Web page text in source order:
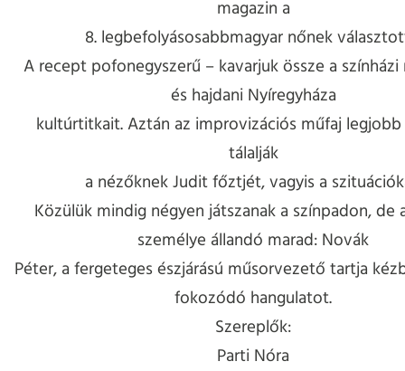
magazin a
8. legbefolyásosabbmagyar nőnek
A recept pofonegyszerű – kavarjuk össze a
és hajdani Nyíregyháza
kultúrtitkait. Aztán az improvizációs műfaj legjobb
tálalják
a nézőknek Judit főztjét, vagyis a
Közülük mindig négyen játszanak a színpadon, de
személye állandó marad: Novák
Péter, a fergeteges észjárású műsorvezető tartja
fokozódó hangulatot.
Szereplők:
Parti Nóra